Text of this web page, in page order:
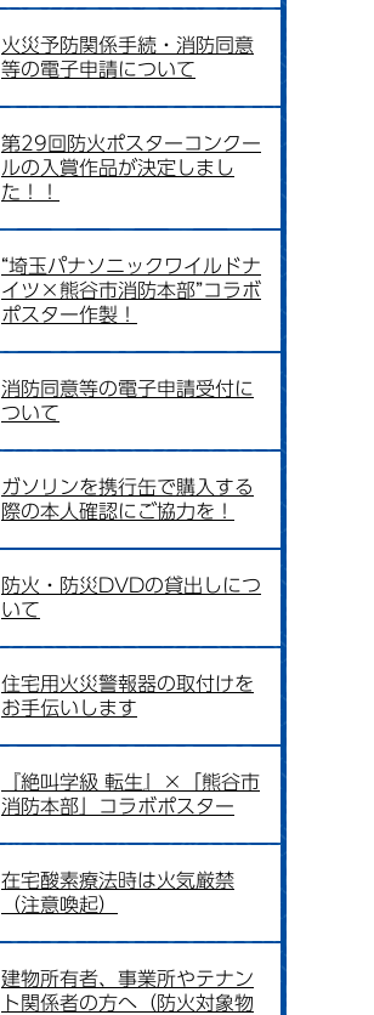
火災予防関係手続・消防同意
等の電子申請について
第29回防火ポスターコンクー
ルの入賞作品が決定しまし
た！！
“埼玉パナソニックワイルドナ
イツ×熊谷市消防本部”コラボ
ポスター作製！
消防同意等の電子申請受付に
ついて
ガソリンを携行缶で購入する
際の本人確認にご協力を！
防火・防災DVDの貸出しにつ
いて
住宅用火災警報器の取付けを
お手伝いします
『絶叫学級 転生』×「熊谷市
消防本部」コラボポスター
在宅酸素療法時は火気厳禁
（注意喚起）
建物所有者、事業所やテナン
ト関係者の方へ（防火対象物